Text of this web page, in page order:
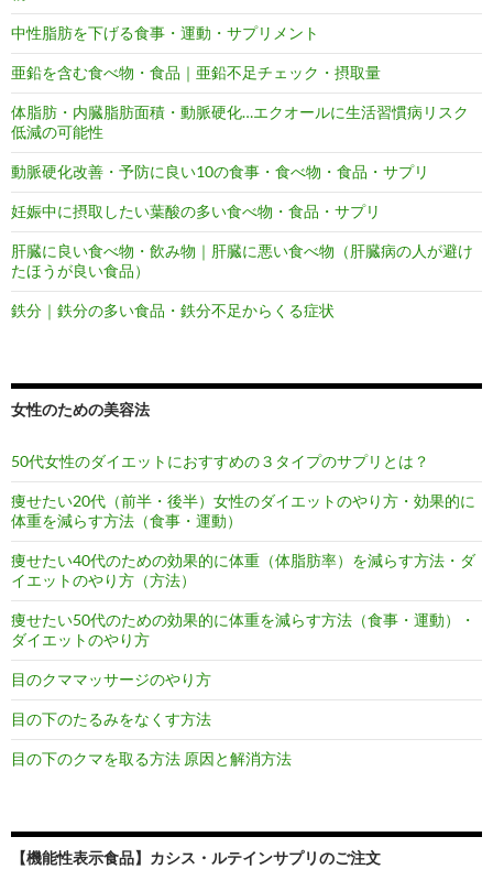
中性脂肪を下げる食事・運動・サプリメント
亜鉛を含む食べ物・食品｜亜鉛不足チェック・摂取量
体脂肪・内臓脂肪面積・動脈硬化…エクオールに生活習慣病リスク
低減の可能性
動脈硬化改善・予防に良い10の食事・食べ物・食品・サプリ
妊娠中に摂取したい葉酸の多い食べ物・食品・サプリ
肝臓に良い食べ物・飲み物｜肝臓に悪い食べ物（肝臓病の人が避け
たほうが良い食品）
鉄分｜鉄分の多い食品・鉄分不足からくる症状
女性のための美容法
50代女性のダイエットにおすすめの３タイプのサプリとは？
痩せたい20代（前半・後半）女性のダイエットのやり方・効果的に
体重を減らす方法（食事・運動）
痩せたい40代のための効果的に体重（体脂肪率）を減らす方法・ダ
イエットのやり方（方法）
痩せたい50代のための効果的に体重を減らす方法（食事・運動）・
ダイエットのやり方
目のクママッサージのやり方
目の下のたるみをなくす方法
目の下のクマを取る方法 原因と解消方法
【機能性表示食品】カシス・ルテインサプリのご注文